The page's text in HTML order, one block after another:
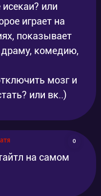
или
играет на
показывает
комедию,
мозг и
или вк..)
0
на самом